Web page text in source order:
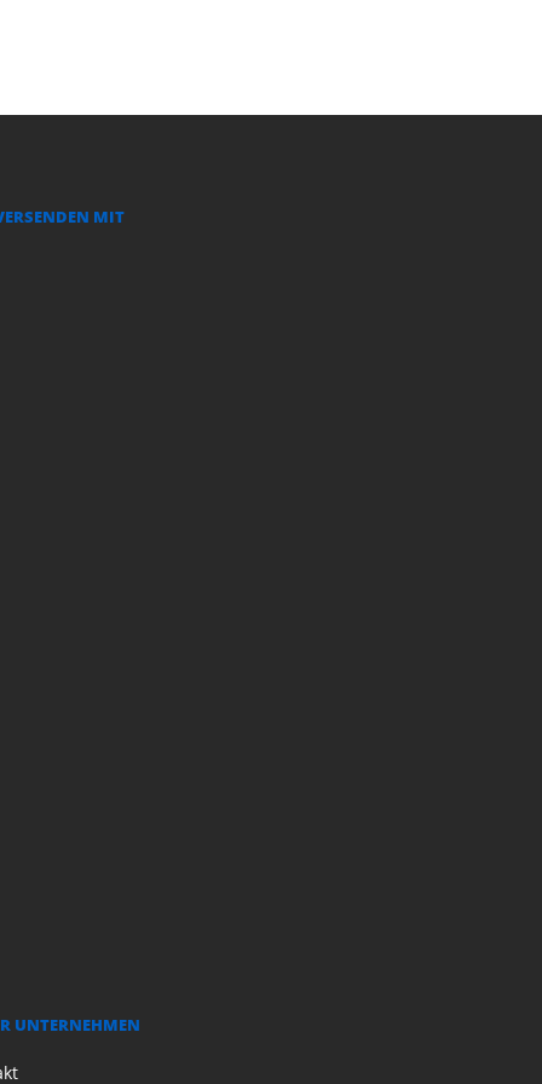
MIT
UNTERNEHMEN